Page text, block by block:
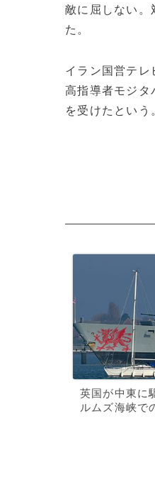
敵に屈しない。
た。
イラン国営テレ
高指導者モジタ
を受けたという
英国が中東に
ルムズ海峡で